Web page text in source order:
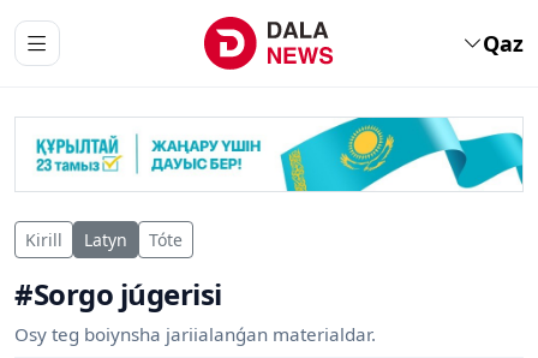
Qaz
Kirill Latyn Tóte
#Sorgo júgerisi
Osy teg boiynsha jariialanǵan materialdar.